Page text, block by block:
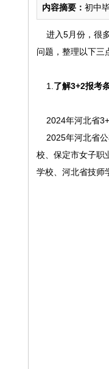
内容摘要： 初中
进入5月份，很多
问题，整理以下三
1. 了解3+2报考
2024年河北省
2025年河北省公
校、保定市女子职
学校、河北省技师